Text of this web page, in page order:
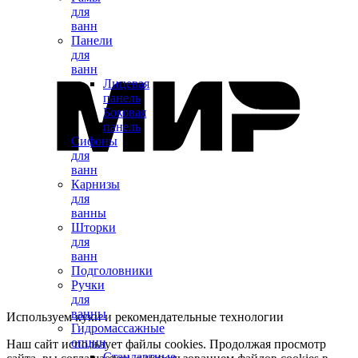
для
ванн
Панели
для
ванн
Лицевая
панель
Боковая
панель
Сифоны
для
ванн
Карнизы
для
ванны
Шторки
для
ванн
Подголовники
Ручки
для
ванны
Гидромассажные
опции
Используем куки и рекомендательные технологии
Наш сайт использует файлы cookies. Продолжая просмотр